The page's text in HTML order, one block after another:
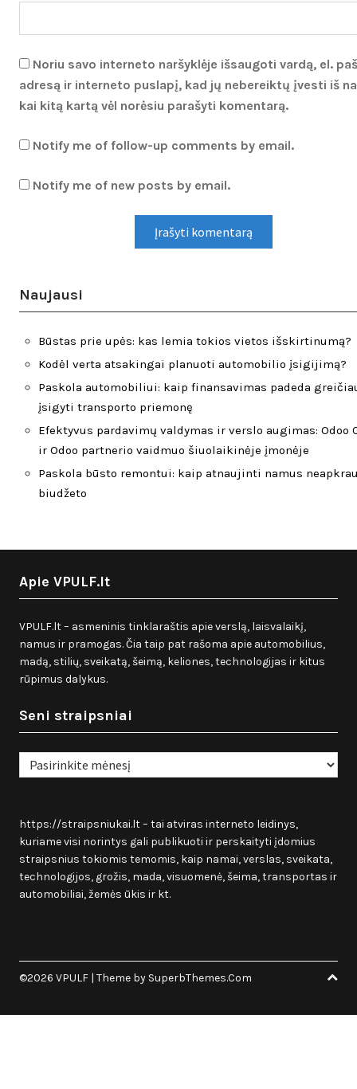
Noriu savo interneto naršyklėje išsaugoti vardą, el.
adresą ir interneto puslapį, kad jų nebereiktų įvesti iš
kai kitą kartą vėl norėsiu parašyti komentarą.
Notify me of follow-up comments by email.
Notify me of new posts by email.
Naujausi
Būstas prie upės: kas lemia tokios vietos išskirtinumą?
Kodėl verta atsakingai planuoti automobilio įsigijimą?
Paskola automobiliui: kaip finansavimas padeda
įsigyti transporto priemonę
Efektyvus pardavimų valdymas ir verslo augimas: Odoo
ir Odoo partnerio vaidmuo šiuolaikinėje įmonėje
Paskola būsto remontui: kaip atnaujinti namus
biudžeto
Apie VPULF.lt
VPULF.lt – asmeninis tinklaraštis apie verslą, laisvalaikį,
namus ir pramogas. Čia taip pat rašoma apie automobilius,
madą, stilių, sveikatą, šeimą, keliones, technologijas ir kitus
rūpimus dalykus.
Seni straipsniai
Seni
straipsniai
https://straipsniukai.lt– tai atviras interneto leidinys,
kuriame visi norintys gali publikuoti ir perskaityti įdomius
straipsnius tokiomis temomis, kaip namai, verslas, sveikata,
technologijos, grožis, mada, visuomenė, šeima, transportas ir
automobiliai, žemės ūkis ir kt.
©2026 VPULF | Theme by SuperbThemes.Com